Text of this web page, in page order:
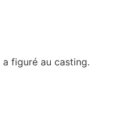
a figuré au casting.